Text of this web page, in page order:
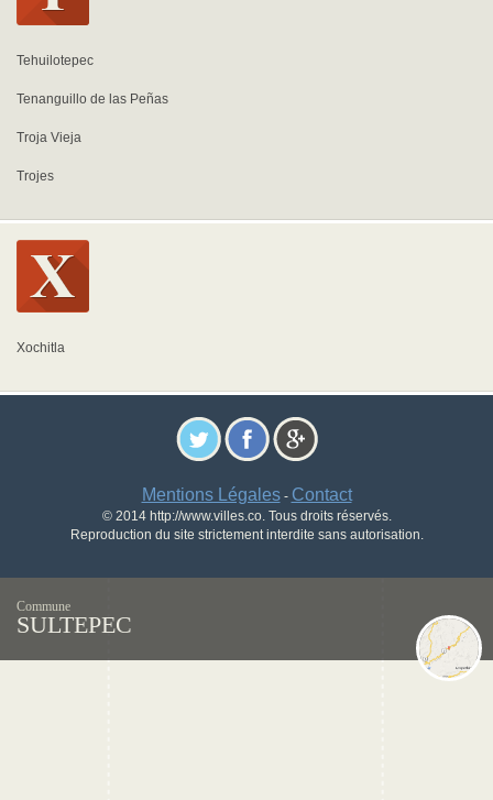
Tehuilotepec
Tenanguillo de las Peñas
Troja Vieja
Trojes
Xochitla
Mentions Légales- Contact
© 2014 http://www.villes.co. Tous droits réservés.
Reproduction du site strictement interdite sans autorisation.
Commune
SULTEPEC